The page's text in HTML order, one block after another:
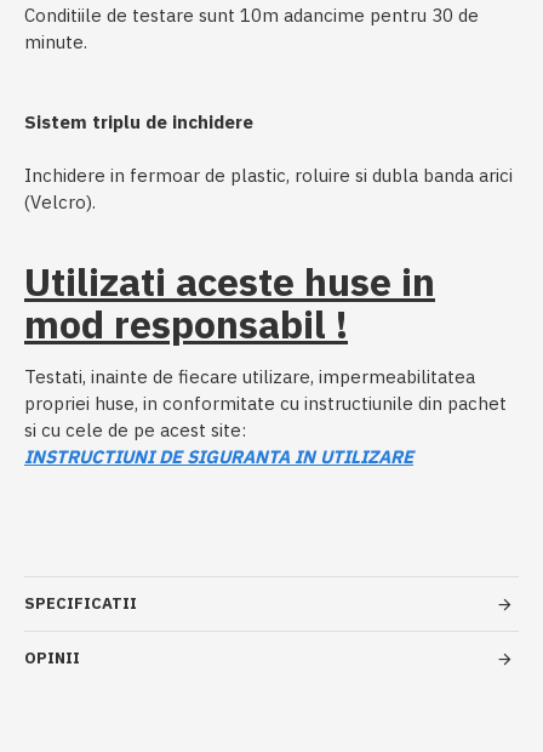
Conditiile de testare sunt 10m adancime pentru 30 de
minute.
Sistem triplu de inchidere
Inchidere in fermoar de plastic, roluire si dubla banda arici
(Velcro).
Utilizati aceste huse in
mod responsabil !
Testati, inainte de fiecare utilizare, impermeabilitatea
propriei huse, in conformitate cu instructiunile din pachet
si cu cele de pe acest site:
INSTRUCTIUNI DE SIGURANTA IN UTILIZARE
SPECIFICATII
OPINII